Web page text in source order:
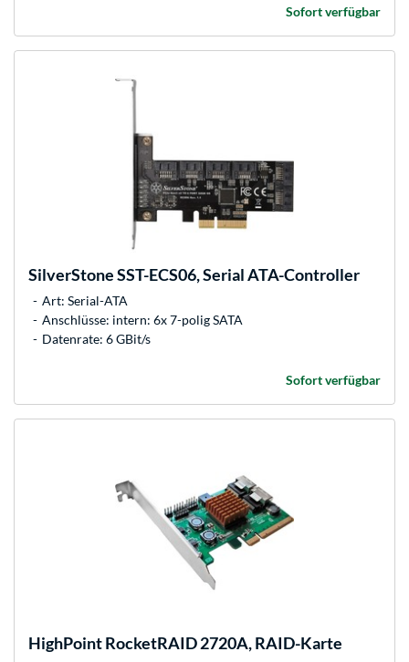
Sofort verfügbar
SilverStoneSST-ECS06, Serial ATA-Controller
Art: Serial-ATA
Anschlüsse: intern: 6x 7-polig SATA
Datenrate: 6 GBit/s
Sofort verfügbar
HighPointRocketRAID 2720A, RAID-Karte